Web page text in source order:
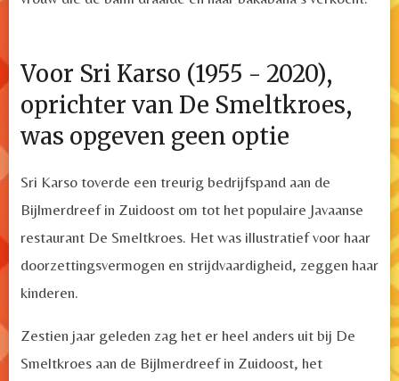
Voor Sri Karso (1955 - 2020),
oprichter van De Smeltkroes,
was opgeven geen optie
Sri Karso toverde een treurig bedrijfspand aan de
Bijlmerdreef in Zuidoost om tot het populaire Javaanse
restaurant De Smeltkroes. Het was illustratief voor haar
doorzettingsvermogen en strijdvaardigheid, zeggen haar
kinderen.
Zestien jaar geleden zag het er heel anders uit bij De
Smeltkroes aan de Bijlmerdreef in Zuidoost, het